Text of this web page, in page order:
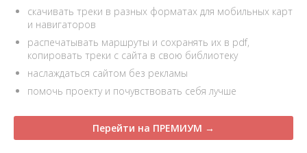
скачивать треки в разных форматах для мобильных карт
и навигаторов
распечатывать маршруты и сохранять их в pdf,
копировать треки с сайта в свою библиотеку
наслаждаться сайтом без рекламы
помочь проекту и почувствовать себя лучше
Перейти на ПРЕМИУМ →